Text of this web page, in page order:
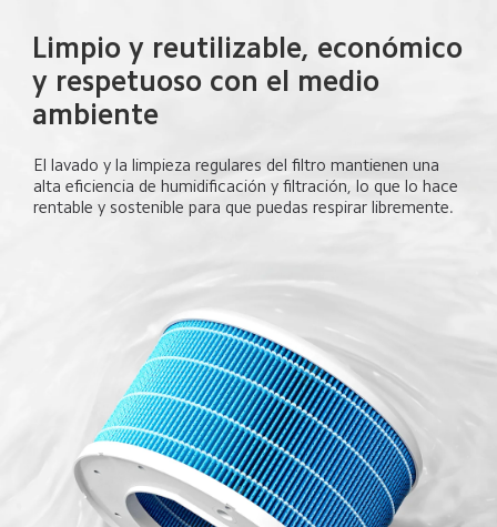
Limpio y reutilizable, económico
y respetuoso con el medio
ambiente
El lavado y la limpieza regulares del filtro mantienen una
alta eficiencia de humidificación y filtración, lo que lo hace
rentable y sostenible para que puedas respirar libremente.